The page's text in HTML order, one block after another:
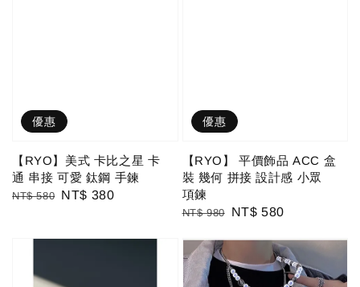
優惠
【RYO】美式 卡比之星 卡
通 串接 可愛 鈦鋼 手鍊
Regular
NT$ 580 Sale
NT$ 380
優惠
【RYO】 平價飾品 ACC 盒
裝 幾何 拼接 設計感 小眾
項鍊
Regular
NT$ 980
Sale
NT$ 580